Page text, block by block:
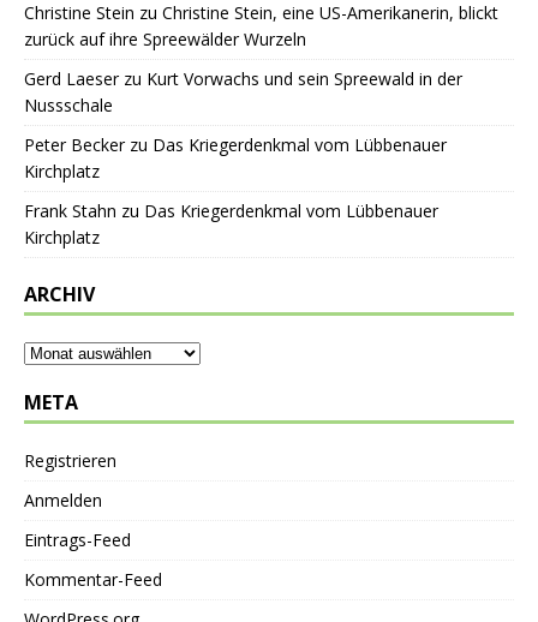
Christine Stein zu Christine Stein, eine US-Amerikanerin, blickt
zurück auf ihre Spreewälder Wurzeln
Gerd Laeserzu Kurt Vorwachs und sein Spreewald in der
Nussschale
Peter Beckerzu Das Kriegerdenkmal vom Lübbenauer
Kirchplatz
Frank Stahn zu Das Kriegerdenkmal vom Lübbenauer
Kirchplatz
ARCHIV
META
Registrieren
Anmelden
Eintrags-Feed
Kommentar-Feed